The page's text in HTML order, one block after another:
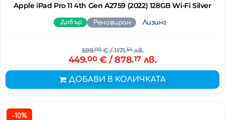
Apple iPad Pro 11 4th Gen A2759 (2022) 128GB Wi-Fi Silver
Добър Реновиран Лизинг
599.00€/ 1171.54лв.
449.00€ / 878.17лв.
ДОБАВИ В КОЛИЧКАТА
-10%